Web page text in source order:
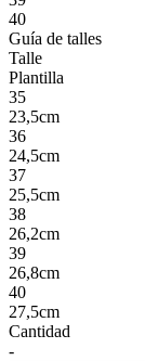
40
Guía de talles
Talle
Plantilla
35
23,5cm
36
24,5cm
37
25,5cm
38
26,2cm
39
26,8cm
40
27,5cm
Cantidad
-